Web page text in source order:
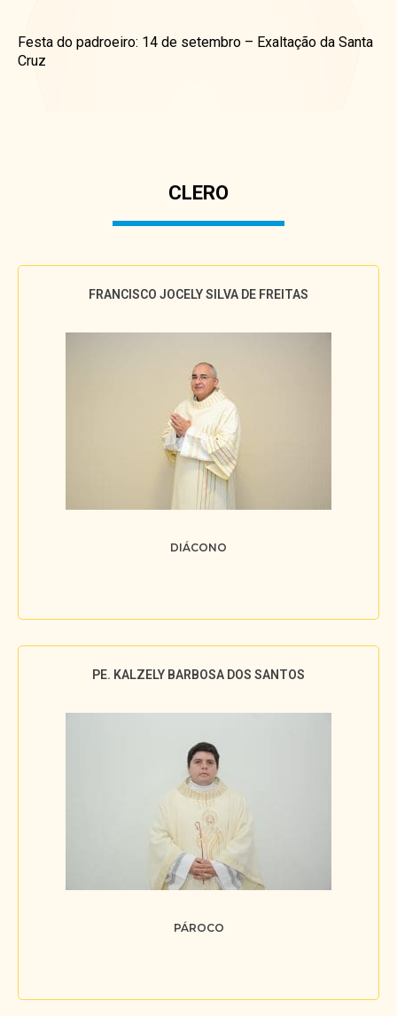
Festa do padroeiro: 14 de setembro – Exaltação da Santa
Cruz
CLERO
FRANCISCO JOCELY SILVA DE FREITAS
DIÁCONO
PE. KALZELY BARBOSA DOS SANTOS
PÁROCO